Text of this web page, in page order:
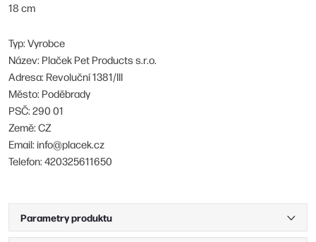
18 cm
Typ: Vyrobce
Název: Plaček Pet Products s.r.o.
Adresa: Revoluční 1381/III
Město: Poděbrady
PSČ: 290 01
Země: CZ
Email: info@placek.cz
Telefon: 420325611650
Parametry produktu